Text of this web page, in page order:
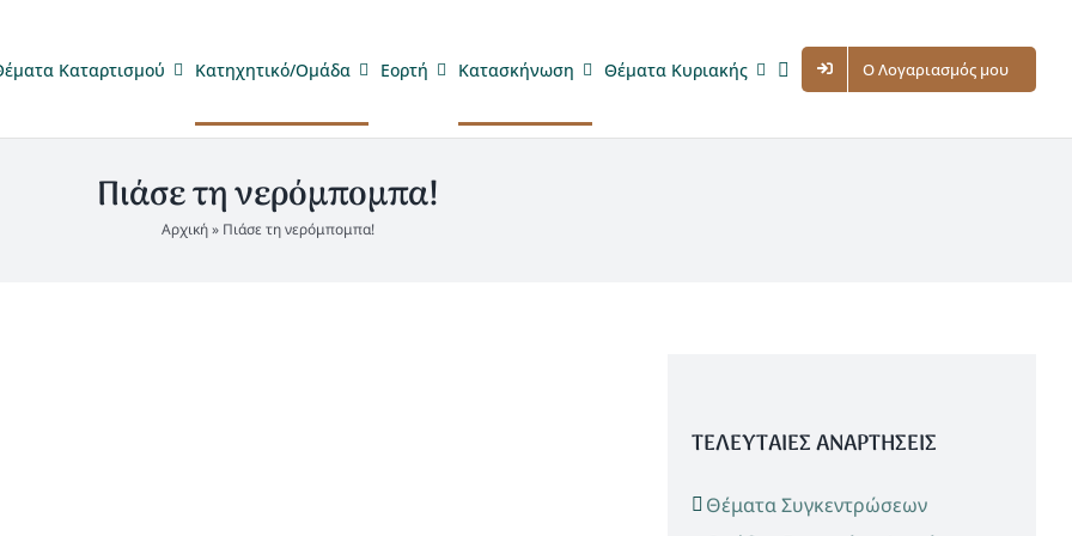
Καταρτισμού Κατηχητικό/Ομάδα Eορτή Κατασκήνωση Θέματα Κυριακής Ο Λογαριασμός μου
Πιάσε τη νερόμπομπα!
Αρχική» Πιάσε τη νερόμπομπα!
ΤΕΛΕΥΤΑΙΕΣ ΑΝΑΡΤΗΣΕΙΣ
Θέματα Συγκεντρώσεων